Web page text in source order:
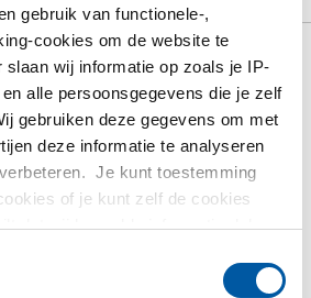
gebruik van functionele-,
cookies om de website te
slaan wij informatie op zoals je IP-
alle persoonsgegevens die je zelf
gebruiken deze gegevens om met
deze informatie te analyseren
Je kunt toestemming
of je kunt zelf de cookies
dat wij bepaalde informatie delen.
vind je in ons
Rvs
316L kgw finish
papier
Prijzen in Euro per: 0 KG